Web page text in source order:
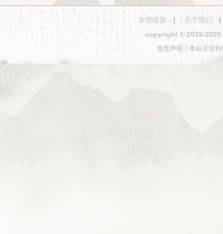
友情链接 | 关于我们
copyright © 2019-2025
免责声明：本站非营